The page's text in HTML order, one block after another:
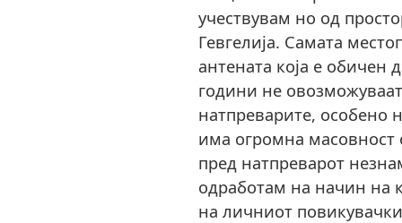
учествувам но од
Гевгелија. Самата
антената која е обичен
години не
натпреварите, особено
има огромна масовност
пред натпреварот
одработам на начин на
на личниот повикувачки